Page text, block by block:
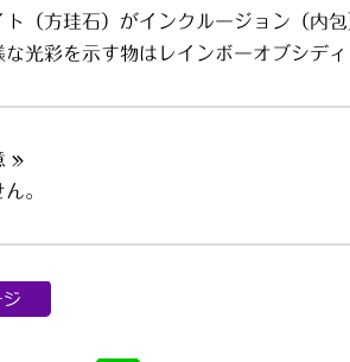
ト（方珪石）がインクルージョン（内
な光彩を示す物はレインボーオブシディ
»
。